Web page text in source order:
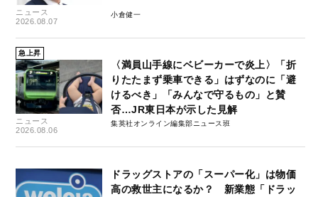
ニュース
2026.08.07
小倉健一
急上昇
ニュース
2026.08.06
〈満員山手線にベビーカーで炎上〉「折
りたたまず乗車できる」はずなのに「避
けるべき」「みんなで守るもの」と賛
否…JR東日本が示した見解
集英社オンライン編集部ニュース班
ドラッグストアの「スーパー化」は物価
高の救世主になるか？ 新業態「ドラッ